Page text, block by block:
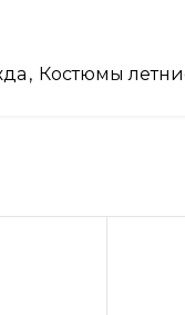
и застежкой в
, Костюмы